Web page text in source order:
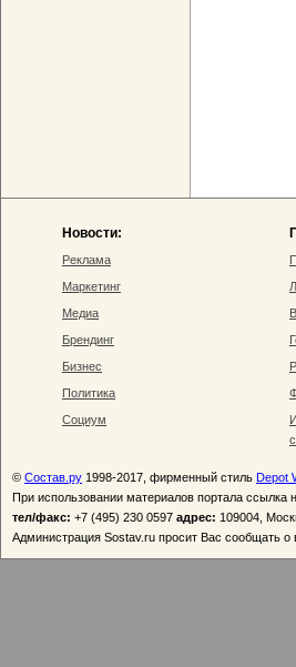
Новости:
Реклама
Маркетинг
Медиа
Брендинг
Бизнес
Политика
Социум
© Состав.ру 1998-2017, фирменный стиль Depot
При использовании материалов портала ссылка
тел/факс: +7 (495) 230 0597 адрес: 109004,
Администрация Sostav.ru просит Вас сообщать